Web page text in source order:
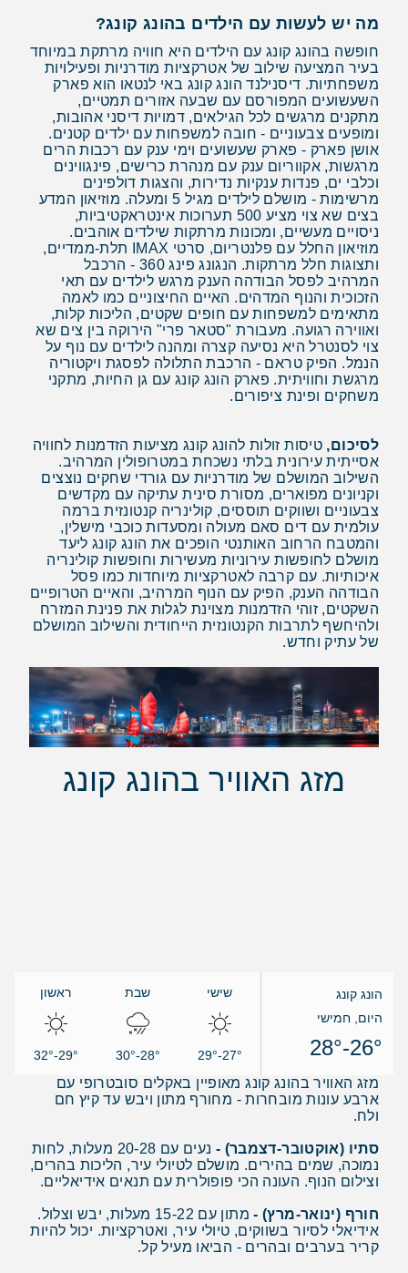
מה יש לעשות עם הילדים בהונג קונג?
חופשה בהונג קונג עם הילדים היא חוויה מרתקת במיוחד
בעיר המציעה שילוב של אטרקציות מודרניות ופעילויות
משפחתיות. דיסנילנד הונג קונג באי לנטאו הוא פארק
השעשועים המפורסם עם שבעה אזורים תמטיים,
מתקנים מרגשים לכל הגילאים, דמויות דיסני אהובות,
ומופעים צבעוניים - חובה למשפחות עם ילדים קטנים.
אושן פארק - פארק שעשועים וימי ענק עם רכבות הרים
מרגשות, אקווריום ענק עם מנהרת כרישים, פינגווינים
וכלבי ים, פנדות ענקיות נדירות, והצגות דולפינים
מרשימות - מושלם לילדים מגיל 5 ומעלה. מוזיאון המדע
בצים שא צוי מציע 500 תערוכות אינטראקטיביות,
ניסויים מעשיים, ומכונות מרתקות שילדים אוהבים.
מוזיאון החלל עם פלנטריום, סרטי IMAX תלת-ממדיים,
ותצוגות חלל מרתקות. הנגונג פינג 360 - הרכבל
המרהיב לפסל הבודהה הענק מרגש לילדים עם תאי
הזכוכית והנוף המדהים. האיים החיצוניים כמו לאמה
מתאימים למשפחות עם חופים שקטים, הליכות קלות,
ואווירה רגועה. מעבורת "סטאר פרי" הירוקה בין צים שא
צוי לסנטרל היא נסיעה קצרה ומהנה לילדים עם נוף על
הנמל. הפיק טראם - הרכבת התלולה לפסגת ויקטוריה
מרגשת וחוויתית. פארק הונג קונג עם גן החיות, מתקני
משחקים ופינת ציפורים.
לסיכום, טיסות זולות להונג קונג מציעות הזדמנות לחוויה
אסייתית עירונית בלתי נשכחת במטרופולין המרהיב.
השילוב המושלם של מודרניות עם גורדי שחקים נוצצים
וקניונים מפוארים, מסורת סינית עתיקה עם מקדשים
צבעוניים ושווקים תוססים, קולינריה קנטונזית ברמה
עולמית עם דים סאם מעולה ומסעדות כוכבי מישלין,
והמטבח הרחוב האותנטי הופכים את הונג קונג ליעד
מושלם לחופשות עירוניות מעשירות וחופשות קולינריה
איכותיות. עם קרבה לאטרקציות מיוחדות כמו פסל
הבודהה הענק, הפיק עם הנוף המרהיב, והאיים הטרופיים
השקטים, זוהי הזדמנות מצוינת לגלות את פנינת המזרח
ולהיחשף לתרבות הקנטונזית הייחודית והשילוב המושלם
של עתיק וחדש.
מזג האוויר בהונג קונג
הונג קונג
היום, חמישי
26°-28°
שישי
27°-29°
שבת
28°-30°
ראשון
29°-32°
מזג האוויר בהונג קונג מאופיין באקלים סובטרופי עם
ארבע עונות מובחרות - מחורף מתון ויבש עד קיץ חם
ולח.
סתיו (אוקטובר-דצמבר) -
נעים עם 20-28 מעלות, לחות
נמוכה, שמים בהירים. מושלם לטיולי עיר, הליכות בהרים,
וצילום הנוף. העונה הכי פופולרית עם תנאים אידיאליים.
חורף (ינואר-מרץ) -
מתון עם 15-22 מעלות, יבש וצלול.
אידיאלי לסיור בשווקים, טיולי עיר, ואטרקציות. יכול להיות
קריר בערבים ובהרים - הביאו מעיל קל.